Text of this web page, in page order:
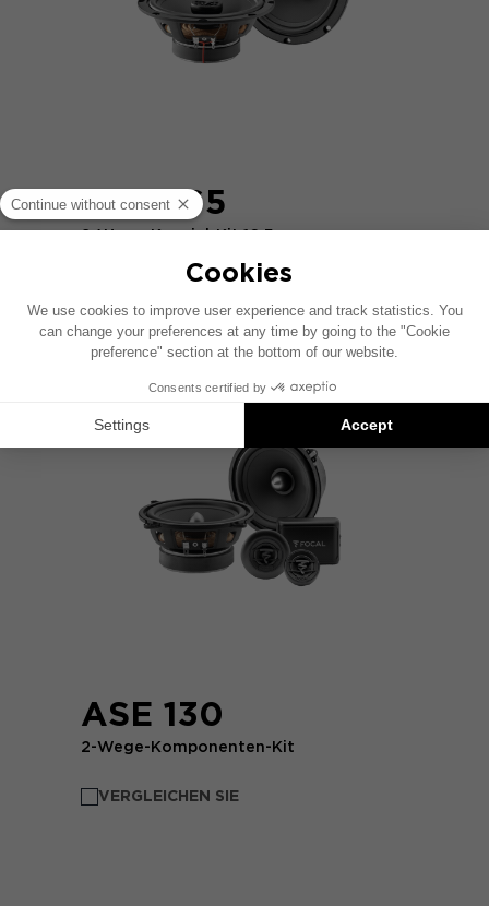
ACX 165
2-Wege-Koaxial-Kit 16,5 cm
VERGLEICHEN SIE
ASE 130
2-Wege-Komponenten-Kit
VERGLEICHEN SIE